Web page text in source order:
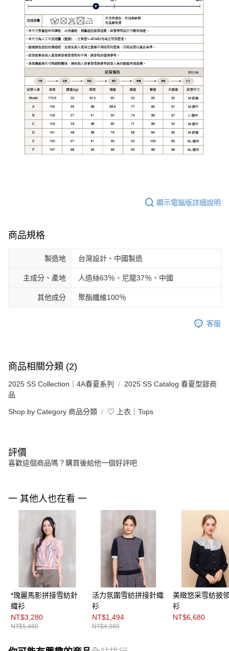
顯示電腦版詳細說明
商品規格
製造地 台灣設計、中國製造
主成分、產地 人造絲63％、尼龍37％、中國
其他成分 聚酯纖維100％
客服
商品相關分類 (2)
2025 SS Collection｜4A春夏系列
2025 SS Catalog 春夏型錄商
品
Shop by Category 商品分類 ♡ 上衣｜Tops
評價
喜歡這個商品嗎？購買後給他一個好評吧
一 其他人也在看 一
*瑰麗馬影拼接雪紡針
織衫
NT$3,280
NT$5,480
活力氛圍雪紡拼接針織
衫
NT$1,494
NT$4,980
美緻悠采雪紡披
衫
NT$6,680